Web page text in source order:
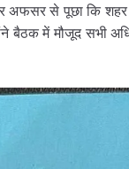
अफसर से पूछा कि
बैठक में मौजूद सभी